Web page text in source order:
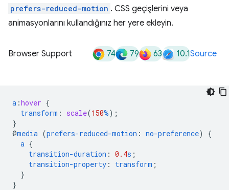
prefers-reduced-motion . CSS geçişlerini veya
animasyonlarını kullandığınız her yere ekleyin.
Browser Support 74 79 63 10.1Source
a :hover {
transform : scale(150%);
}
@media (prefers-reduced-motion : no-preference)
{
a {
transition-duration : 0.4s ;
transition-property : transform ;
}
}